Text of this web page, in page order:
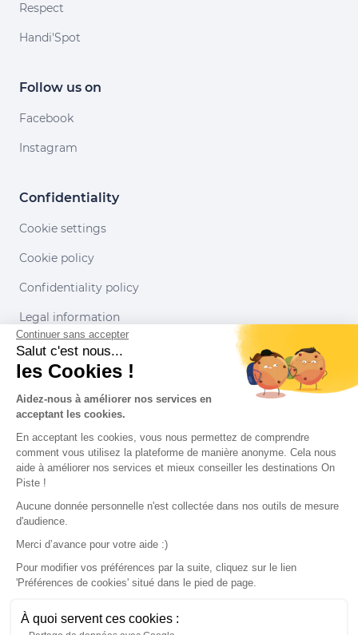
Respect
Handi'Spot
Follow us on
Facebook
Instagram
Confidentiality
Cookie settings
Cookie policy
Confidentiality policy
Legal information
Conditions of use
Our partners
v. 1.45.0
Continuer sans accepter
Salut c'est nous...
les Cookies !
Aidez-nous à améliorer nos services en
acceptant les cookies.
En acceptant les cookies, vous nous permettez de comprendre
comment vous utilisez la plateforme de manière anonyme. Cela nous
aide à améliorer nos services et mieux conseiller les destinations On
Piste !
Aucune donnée personnelle n'est collectée dans nos outils de mesure
d'audience.
Merci d’avance pour votre aide :)
Pour modifier vos préférences par la suite, cliquez sur le lien
'Préférences de cookies' situé dans le pied de page.
À quoi servent ces cookies :